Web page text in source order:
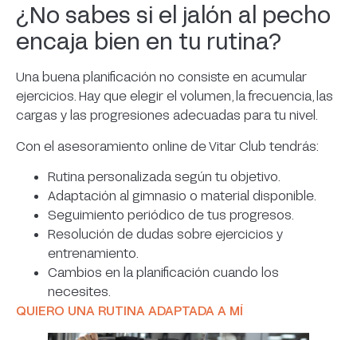
¿No sabes si el jalón al pecho
encaja bien en tu rutina?
Una buena planificación no consiste en acumular
ejercicios. Hay que elegir el volumen, la frecuencia, las
cargas y las progresiones adecuadas para tu nivel.
Con el asesoramiento online de Vitar Club tendrás:
Rutina personalizada según tu objetivo.
Adaptación al gimnasio o material disponible.
Seguimiento periódico de tus progresos.
Resolución de dudas sobre ejercicios y
entrenamiento.
Cambios en la planificación cuando los
necesites.
QUIERO UNA RUTINA ADAPTADA A MÍ